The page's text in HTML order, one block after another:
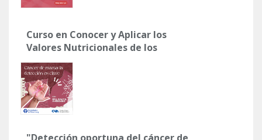
Curso en Conocer y Aplicar los
Valores Nutricionales de los
Alimentos